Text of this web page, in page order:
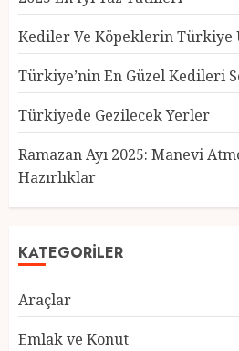
Kediler Ve Köpeklerin Türkiye
Türkiye’nin En Güzel Kedileri
Türkiyede Gezilecek Yerler
Ramazan Ayı 2025: Manevi
Hazırlıklar
KATEGORILER
Araçlar
Emlak ve Konut
3
12 MART
4